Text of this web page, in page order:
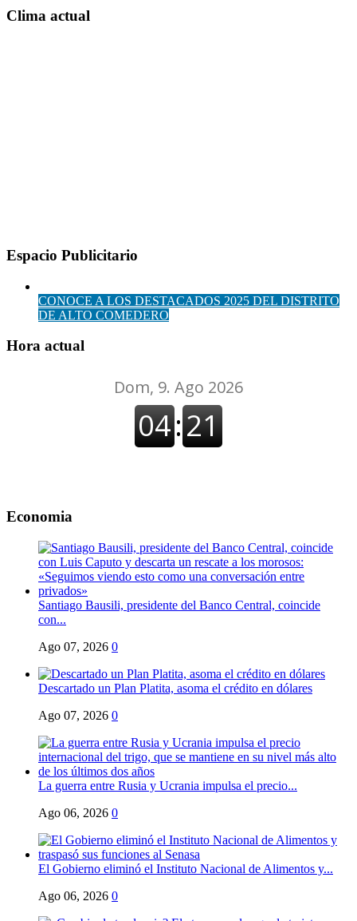
Clima actual
Espacio Publicitario
CONOCE A LOS DESTACADOS 2025 DEL DISTRITO
DE ALTO COMEDERO
Hora actual
Economia
Santiago Bausili, presidente del Banco Central, coincide
con...
Ago 07, 2026 0
Descartado un Plan Platita, asoma el crédito en dólares
Ago 07, 2026 0
La guerra entre Rusia y Ucrania impulsa el precio...
Ago 06, 2026 0
El Gobierno eliminó el Instituto Nacional de Alimentos y...
Ago 06, 2026 0